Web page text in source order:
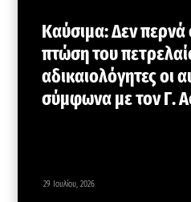
Καύσιμα: Δεν περνά
πτώση του
αδικαιολόγητες οι
σύμφωνα με τον Γ.
29 Ιουλίου, 2026